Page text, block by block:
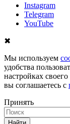
Instagram
Telegram
YouTube
✖
Мы используем
удобства
настройках
вы соглашаетесь с
Принять